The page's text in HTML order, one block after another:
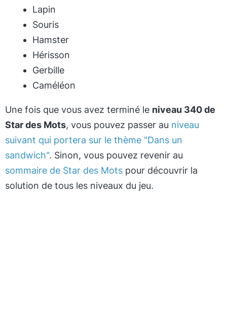
Lapin
Souris
Hamster
Hérisson
Gerbille
Caméléon
Une fois que vous avez terminé le niveau 340 de
Star des Mots, vous pouvez passer au niveau
suivant qui portera sur le thème "Dans un
sandwich". Sinon, vous pouvez revenir au
sommaire de Star des Mots pour découvrir la
solution de tous les niveaux du jeu.